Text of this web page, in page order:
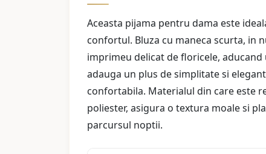
Aceasta pijama pentru dama este
confortul. Bluza cu maneca scurta, in
imprimeu delicat de floricele,
adauga un plus de simplitate si
confortabila. Materialul din care este
poliester, asigura o textura moale si
parcursul noptii.